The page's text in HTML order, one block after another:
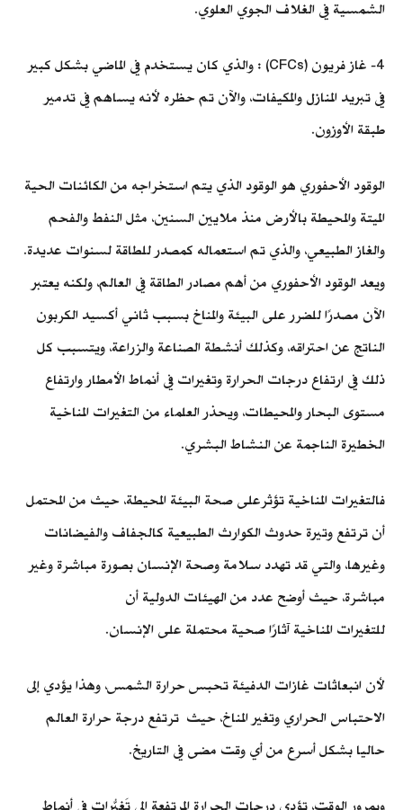
الشمسية في الغلاف الجوي العلوي.
4- غاز فريون (CFCs) : والذي كان يستخدم في الماضي بشكل كبير
في تبريد المنازل والمكيفات، والآن تم حظره لأنه يساهم في تدمير
طبقة الأوزون.
الوقود الأحفوري هو الوقود الذي يتم استخراجه من الكائنات الحية
الميتة والمحيطة بالأرض منذ ملايين السنين، مثل النفط والفحم
والغاز الطبيعي، والذي تم استعماله كمصدر للطاقة لسنوات عديدة.
ويعد الوقود الأحفوري من أهم مصادر الطاقة في العالم، ولكنه يعتبر
الآن مصدرًا للضرر على البيئة والمناخ بسبب ثاني أكسيد الكربون
الناتج عن احتراقه، وكذلك أنشطة الصناعة والزراعة، ويتسبب كل
ذلك في ارتفاع درجات الحرارة وتغيرات في أنماط الأمطار وارتفاع
مستوى البحار والمحيطات، ويحذر العلماء من التغيرات المناخية
الخطيرة الناجمة عن النشاط البشري.
فالتغيرات المناخية تؤثرعلى صحة البيئة المحيطة، حيث من المحتمل
أن ترتفع وتيرة حدوث الكوارث الطبيعية كالجفاف والفيضانات
وغيرها، والتي قد تهدد سلامة وصحة الإنسان بصورة مباشرة وغير
مباشرة، حيث أوضح عدد من الهيئات الدولية أن
للتغيرات المناخية آثارًا صحية محتملة على الإنسان.
لأن انبعاثات غازات الدفيئة تحبس حرارة الشمس، وهذا يؤدي إلى
الاحتباس الحراري وتغير المناخ، حيث ترتفع درجة حرارة العالم
حاليا بشكل أسرع من أي وقت مضى في التاريخ.
وبمرور الوقت، تؤدي درجات الحرارة المرتفعة إلى تَغيُّرات في أنماط